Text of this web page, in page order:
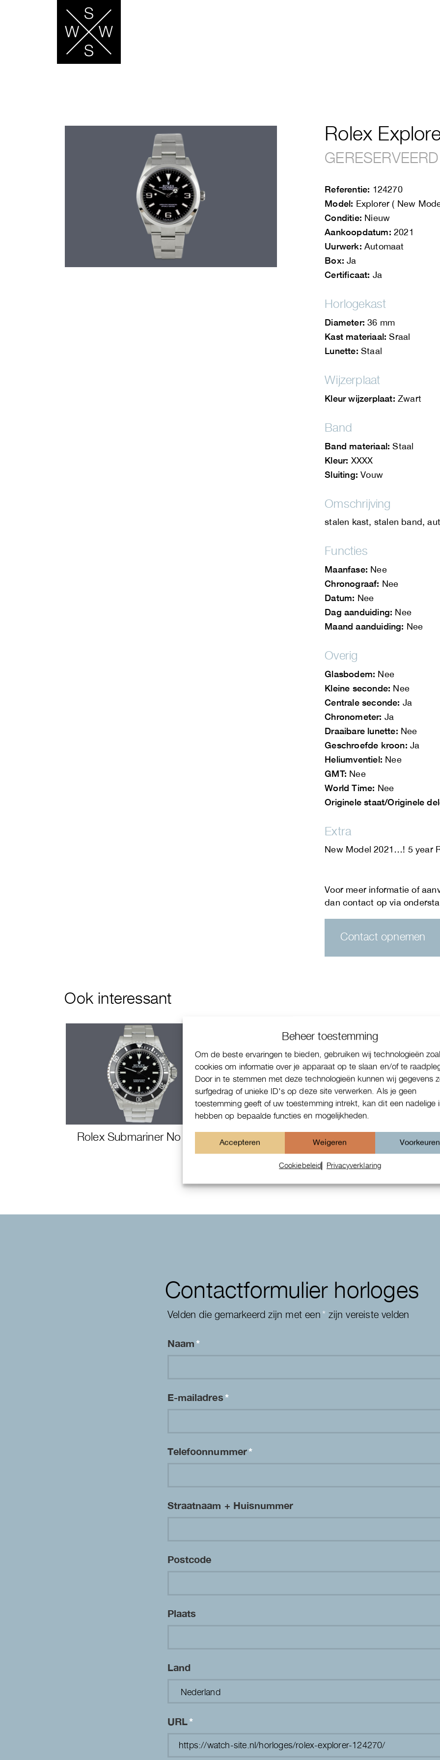
Beheer toestemming
Om de beste ervaringen te bieden, gebruiken wij technologieën
cookies om informatie over je apparaat op te slaan en/of te
Door in te stemmen met deze technologieën kunnen wij gegevens
surfgedrag of unieke ID's op deze site verwerken. Als je geen
toestemming geeft of uw toestemming intrekt, kan dit een nadelige
hebben op bepaalde functies en mogelijkheden.
Accepteren Weigeren Voorkeuren
Cookiebeleid Privacyverklaring
Rolex
GERESERVEERD
Referentie: 124270
Model: Explorer ( New
Conditie: Nieuw
Aankoopdatum: 2021
Uurwerk: Automaat
Box: Ja
Certificaat: Ja
Horlogekast
Diameter: 36 mm
Kast materiaal: Sraal
Lunette: Staal
Wijzerplaat
Kleur wijzerplaat: Zwart
Band
Band materiaal: Staal
Kleur: XXXX
Sluiting: Vouw
Omschrijving
stalen kast, stalen band,
Functies
Maanfase: Nee
Chronograaf: Nee
Datum: Nee
Dag aanduiding: Nee
Maand aanduiding: Nee
Overig
Glasbodem: Nee
Kleine seconde: Nee
Centrale seconde: Ja
Chronometer: Ja
Draaibare lunette: Nee
Geschroefde kroon: Ja
Heliumventiel: Nee
GMT: Nee
World Time: Nee
Originele staat/Originele
Extra
New Model 2021…! 5 year
Contact opnemen
Ook interessant
Rolex Submariner No Date IWC Da Vinci
Contactformulier horloges
Velden die gemarkeerd zijn met een* zijn vereiste velden
Naam*
E-mailadres*
Telefoonnummer*
Straatnaam + Huisnummer
Postcode
Plaats
Land
URL*